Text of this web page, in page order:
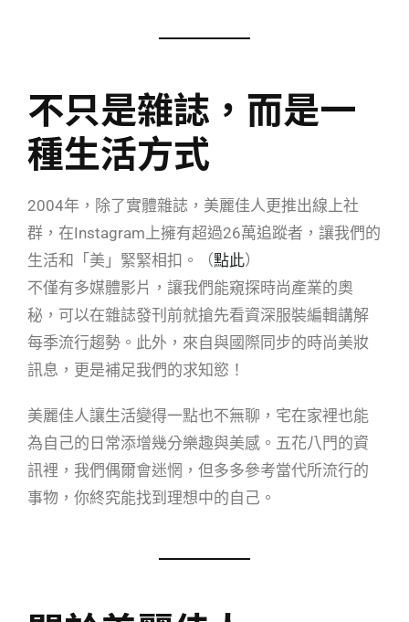
不只是雜誌，而是一
種生活方式
2004年，除了實體雜誌，美麗佳人更推出線上社
群，在Instagram上擁有超過26萬追蹤者，讓我們的
生活和「美」緊緊相扣。（點此）
不僅有多媒體影片，讓我們能窺探時尚產業的奧
秘，可以在雜誌發刊前就搶先看資深服裝編輯講解
每季流行趨勢。此外，來自與國際同步的時尚美妝
訊息，更是補足我們的求知慾！
美麗佳人讓生活變得一點也不無聊，宅在家裡也能
為自己的日常添增幾分樂趣與美感。五花八門的資
訊裡，我們偶爾會迷惘，但多多參考當代所流行的
事物，你終究能找到理想中的自己。